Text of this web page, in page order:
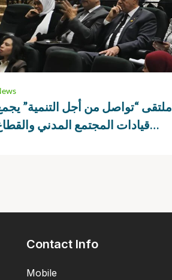
ملتقى “تواصل من أجل التنمية”
قيادات المجتمع المدني
Contact Info
Mobile